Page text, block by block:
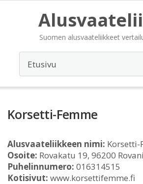
Suomen alusvaateliikkeet
Korsetti-Femme
Alusvaateliikkeen nimi: Korsetti-
Osoite: Rovakatu 19, 96200
Puhelinnumero: 016314515
Kotisivut: www.korsettifemme.fi